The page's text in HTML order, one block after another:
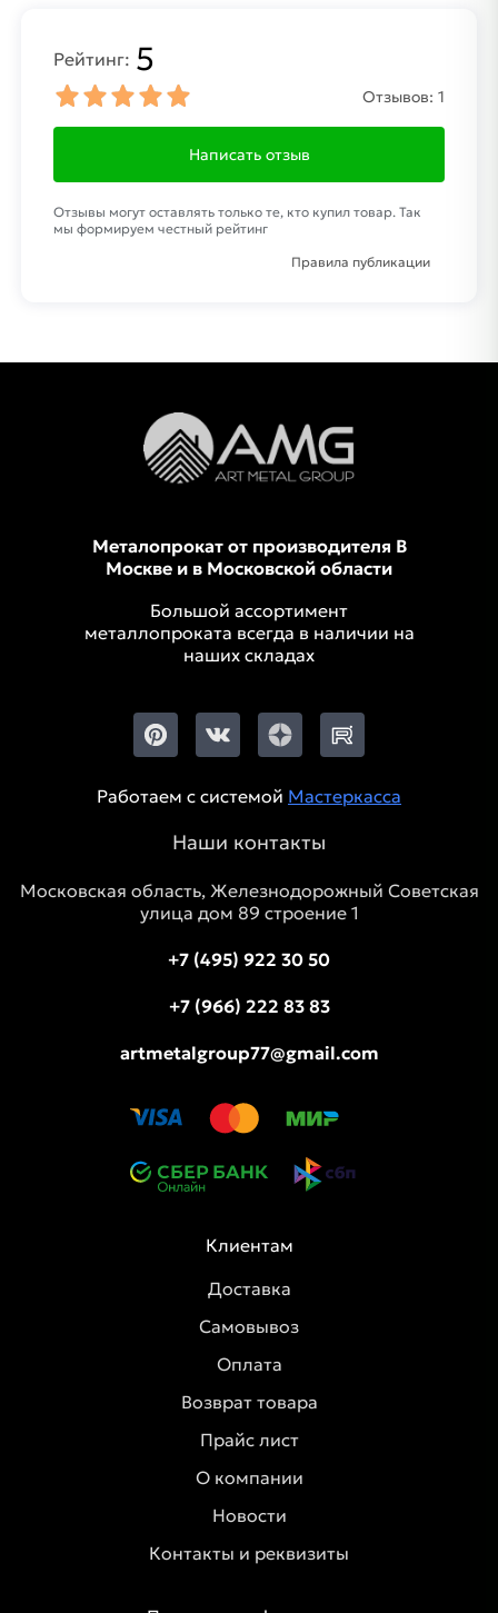
Рейтинг: 5
Отзывов: 1
Написать отзыв
Отзывы могут оставлять только те, кто купил товар. Так
мы формируем честный рейтинг
Правила публикации
Металопрокат от производителя В
Москве и в Московской области
Большой ассортимент
металлопроката всегда в наличии на
наших складах
Работаем с системой Мастеркасса
Наши контакты
Московская область, Железнодорожный Советская
улица дом 89 строение 1
+7 (495) 922 30 50
+7 (966) 222 83 83
artmetalgroup77@gmail.com
Клиентам
Доставка
Самовывоз
Оплата
Возврат товара
Прайс лист
О компании
Новости
Контакты и реквизиты